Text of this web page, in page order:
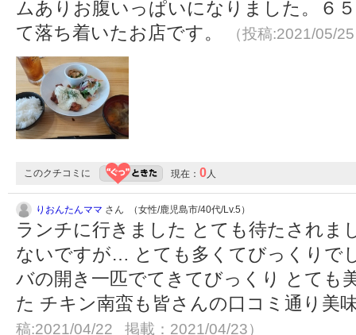
ムありお腹いっぱいになりました。６
て落ち着いたお店です。
（投稿:2021/05/
このクチコミに 現在： 0人
りおんたんママ さん （女性/鹿児島市/40代/Lv.5）
ランチに行きました とても待たされま
ないですが… とても多くてびっくりで
バの開き一匹でてきてびっくり とても
た チキン南蛮も皆さんの口コミ通り美
稿:2021/04/22 掲載：2021/04/23）